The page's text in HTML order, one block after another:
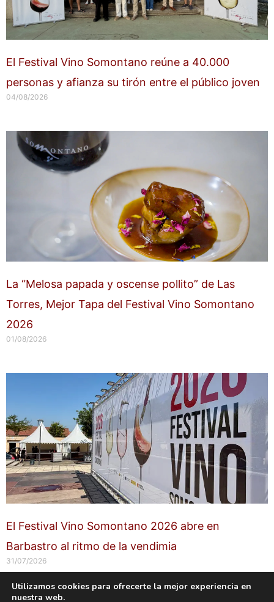
El Festival Vino Somontano reúne a 40.000
personas y afianza su tirón entre el público joven
04/08/2026
La “Melosa papada y oscense pollito” de Las
Torres, Mejor Tapa del Festival Vino Somontano
2026
01/08/2026
El Festival Vino Somontano 2026 abre en
Barbastro al ritmo de la vendimia
31/07/2026
Copyright © 2026 labuenavidaenzaragoza.com
Utilizamos cookies para ofrecerte la mejor experiencia en
nuestra web.